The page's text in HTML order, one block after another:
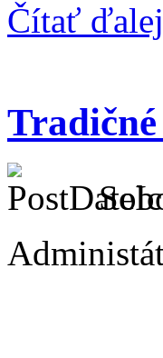
Čítať